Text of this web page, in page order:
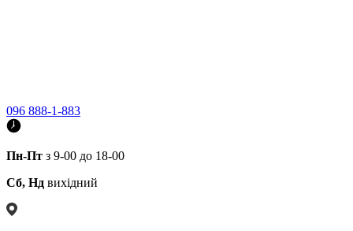
096 888-1-883
Пн-Пт з 9-00 до 18-00
Сб, Нд вихідний